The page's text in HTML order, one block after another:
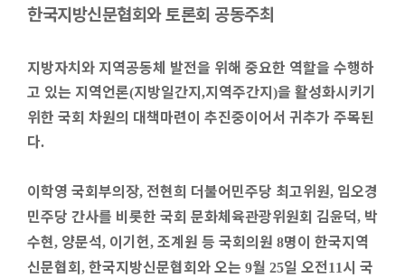
한국지방신문협회와 토론회 공동주최
지방자치와 지역공동체 발전을 위해 중요한 역할을 수행하
고 있는 지역언론(지방일간지,지역주간지)을 활성화시키기
위한 국회 차원의 대책마련이 추진중이어서 귀추가 주목된
다.
이학영 국회부의장, 전현희 더불어민주당 최고위원, 임오경
민주당 간사를 비롯한 국회 문화체육관광위원회 김윤덕, 박
수현, 양문석, 이기헌, 조계원 등 국회의원 8명이 한국지역
신문협회, 한국지방신문협회와 오는 9월 25일 오전11시 국